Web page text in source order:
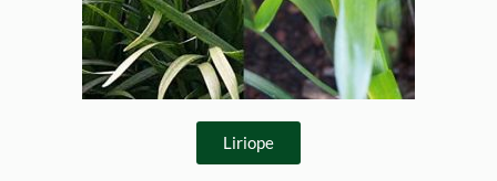
Liriope